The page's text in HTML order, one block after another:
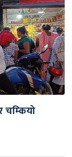
चम्कियो